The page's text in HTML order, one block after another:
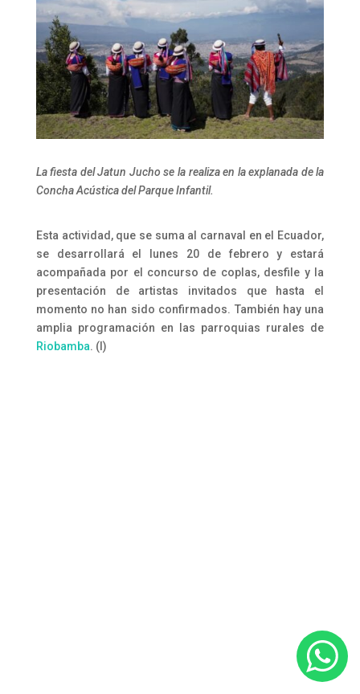
La fiesta del Jatun Jucho se la realiza en la explanada de la
Concha Acústica del Parque Infantil.
Esta actividad, que se suma al carnaval en el Ecuador,
se desarrollará el lunes 20 de febrero y estará
acompañada por el concurso de coplas, desfile y la
presentación de artistas invitados que hasta el
momento no han sido confirmados. También hay una
amplia programación en las parroquias rurales de
Riobamba. (I)